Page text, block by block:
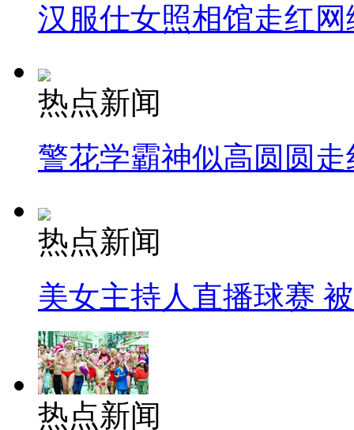
汉服仕女照相馆走红网
热点新闻
警花学霸神似高圆圆走
热点新闻
美女主持人直播球赛
热点新闻